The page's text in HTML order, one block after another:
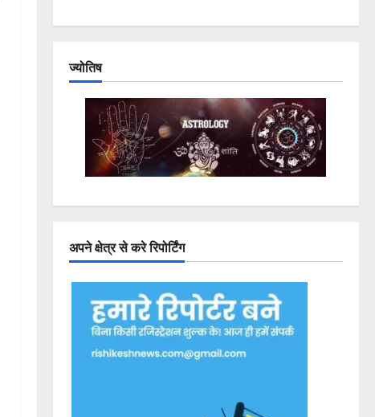
ज्योतिष
अपने क्षेत्र से करे रिपोर्टिंग